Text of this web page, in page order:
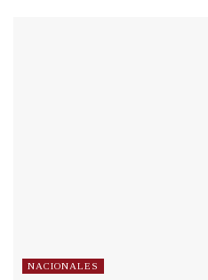
NACIONALES